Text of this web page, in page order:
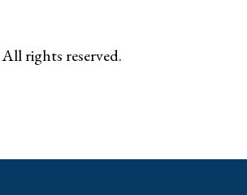
rights reserved.